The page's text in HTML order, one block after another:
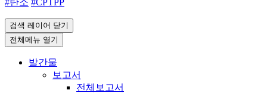
검색 레이어 닫기
전체메뉴 열기
발간물
보고서
전체보고서